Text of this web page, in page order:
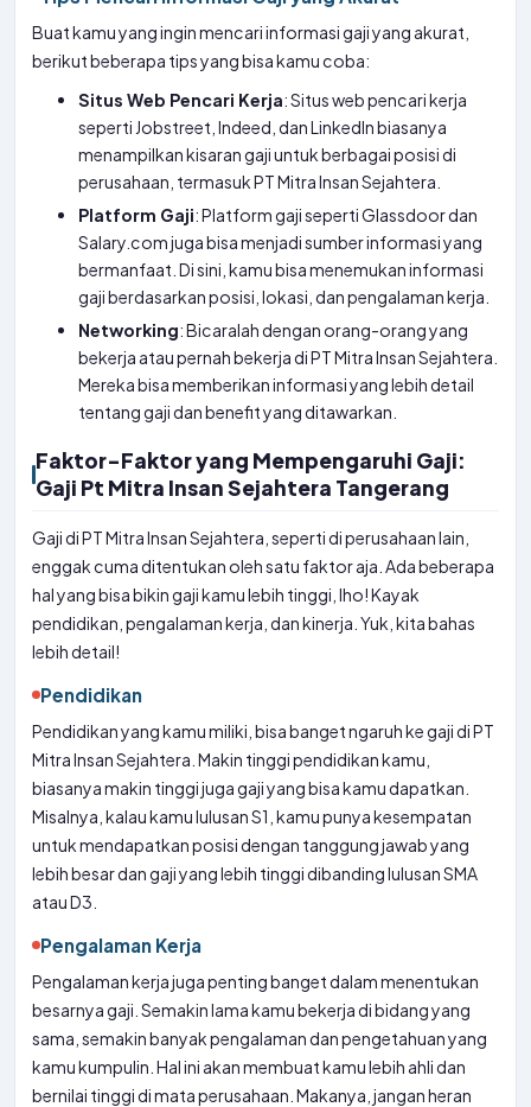
Buat kamu yang ingin mencari informasi gaji yang akurat,
berikut beberapa tips yang bisa kamu coba:
Situs Web Pencari Kerja: Situs web pencari kerja
seperti Jobstreet, Indeed, dan LinkedIn biasanya
menampilkan kisaran gaji untuk berbagai posisi di
perusahaan, termasuk PT Mitra Insan Sejahtera.
Platform Gaji: Platform gaji seperti Glassdoor dan
Salary.com juga bisa menjadi sumber informasi yang
bermanfaat. Di sini, kamu bisa menemukan informasi
gaji berdasarkan posisi, lokasi, dan pengalaman kerja.
Networking: Bicaralah dengan orang-orang yang
bekerja atau pernah bekerja di PT Mitra Insan Sejahtera.
Mereka bisa memberikan informasi yang lebih detail
tentang gaji dan benefit yang ditawarkan.
Faktor-Faktor yang Mempengaruhi Gaji:
Gaji Pt Mitra Insan Sejahtera Tangerang
Gaji di PT Mitra Insan Sejahtera, seperti di perusahaan lain,
enggak cuma ditentukan oleh satu faktor aja. Ada beberapa
hal yang bisa bikin gaji kamu lebih tinggi, lho! Kayak
pendidikan, pengalaman kerja, dan kinerja. Yuk, kita bahas
lebih detail!
Pendidikan
Pendidikan yang kamu miliki, bisa banget ngaruh ke gaji di PT
Mitra Insan Sejahtera. Makin tinggi pendidikan kamu,
biasanya makin tinggi juga gaji yang bisa kamu dapatkan.
Misalnya, kalau kamu lulusan S1, kamu punya kesempatan
untuk mendapatkan posisi dengan tanggung jawab yang
lebih besar dan gaji yang lebih tinggi dibanding lulusan SMA
atau D3.
Pengalaman Kerja
Pengalaman kerja juga penting banget dalam menentukan
besarnya gaji. Semakin lama kamu bekerja di bidang yang
sama, semakin banyak pengalaman dan pengetahuan yang
kamu kumpulin. Hal ini akan membuat kamu lebih ahli dan
bernilai tinggi di mata perusahaan. Makanya, jangan heran